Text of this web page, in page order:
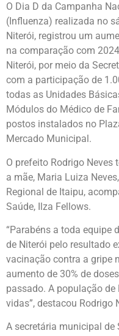
O Dia D da Campanha
(Influenza) realizada no
Niterói, registrou um
na comparação com
Niterói, por meio da
com a participação de
todas as Unidades
Módulos do Médico de
postos instalados no
Mercado Municipal.
O prefeito Rodrigo
a mãe, Maria Luiza
Regional de Itaipu,
Saúde, Ilza Fellows.
“Parabéns a toda equipe
de Niterói pelo resultado
vacinação contra a gripe
aumento de 30% de
passado. A população
vidas”, destacou Rodrigo
A secretária municipal de